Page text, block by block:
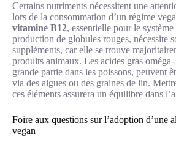
Certains nutriments nécessitent une
lors de la consommation d’un régime
vitamine B12, essentielle pour le
production de globules rouges, nécessite
suppléments, car elle se trouve
produits animaux. Les acides gras oméga-
grande partie dans les poissons, peuvent
via des algues ou des graines de lin.
ces éléments assurera un équilibre dans
Foire aux questions sur l’adoption d’une
vegan